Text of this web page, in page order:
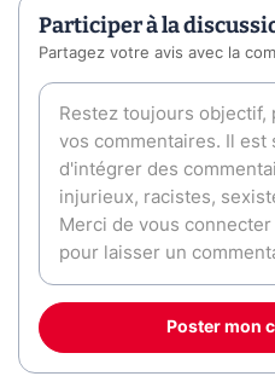
Participer à la
Partagez votre avis avec la
Poster mon